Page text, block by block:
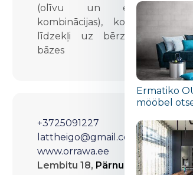
(olīvu un epoksīda
kombinācijas), kosmētikas
līdzekļi uz bērzu sulas
bāzes
+3725091227
lattheigo@gmail.com
www.orrawa.ee
Lembitu 18, Pärnu, Estonia
Ermatiko
mööbel